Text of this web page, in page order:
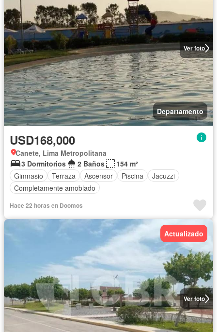
Ver foto
Departamento
USD168,000
Canete, Lima Metropolitana
3 Dormitorios
2 Baños
154 m²
Gimnasio
Terraza Ascensor Piscina
Jacuzzi
Completamente amoblado
Hace 22 horas en Doomos
Ver foto
Actualizado